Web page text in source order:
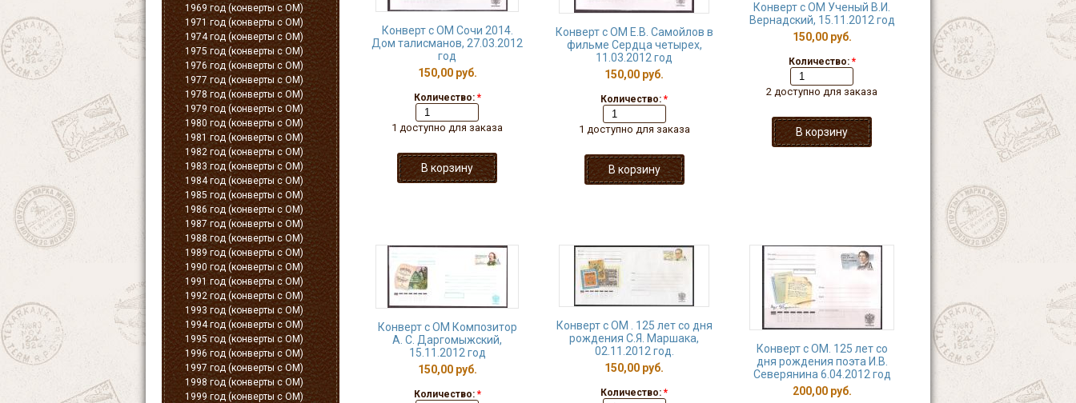
1969 год (конверты с ОМ)
1971 год (конверты с ОМ)
1974 год (конверты с ОМ)
1975 год (конверты с ОМ)
1976 год (конверты с ОМ)
1977 год (конверты с ОМ)
1978 год (конверты с ОМ)
1979 год (конверты с ОМ)
1980 год (конверты с ОМ)
1981 год (конверты с ОМ)
1982 год (конверты с ОМ)
1983 год (конверты с ОМ)
1984 год (конверты с ОМ)
1985 год (конверты с ОМ)
1986 год (конверты с ОМ)
1987 год (конверты с ОМ)
1988 год (конверты с ОМ)
1989 год (конверты с ОМ)
1990 год (конверты с ОМ)
1991 год (конверты с ОМ)
1992 год (конверты с ОМ)
1993 год (конверты с ОМ)
1994 год (конверты с ОМ)
1995 год (конверты с ОМ)
1996 год (конверты с ОМ)
1997 год (конверты с ОМ)
1998 год (конверты с ОМ)
1999 год (конверты с ОМ)
Конверт с ОМ Сочи 2014.
Дом талисманов, 27.03.2012
год
150,00 руб.
Количество: *
1 доступно для заказа
Конверт с ОМ Е.В. Самойлов в
фильме Сердца четырех,
11.03.2012 год
150,00 руб.
Количество: *
1 доступно для заказа
Конверт с ОМ Ученый В.И.
Вернадский, 15.11.2012 год
150,00 руб.
Количество: *
2 доступно для заказа
Конверт с ОМ Композитор
А. С. Даргомыжский,
15.11.2012 год
150,00 руб.
Количество: *
Конверт с ОМ . 125 лет со дня
рождения С.Я. Маршака,
02.11.2012 год.
150,00 руб.
Количество: *
Конверт с ОМ. 125 лет со
дня рождения поэта И.В.
Северянина 6.04.2012 год
200,00 руб.